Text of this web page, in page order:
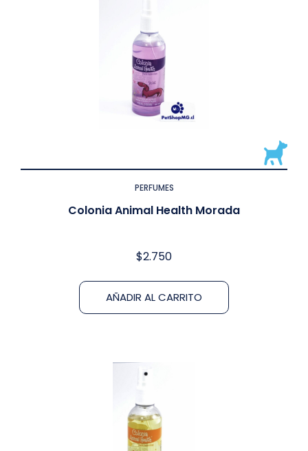
PERFUMES
Colonia Animal Health Morada
$2.750
AÑADIR AL CARRITO